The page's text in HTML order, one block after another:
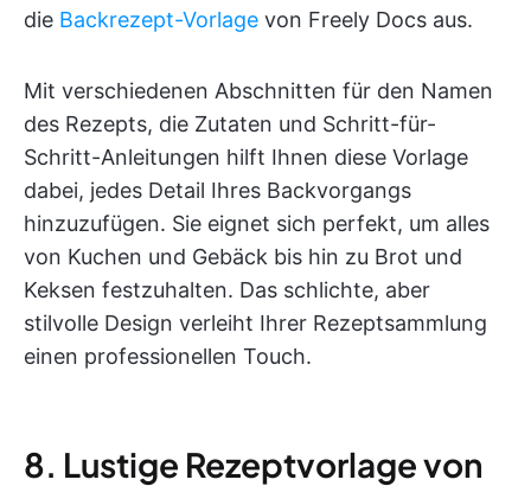
die Backrezept-Vorlage von Freely Docs aus.
Mit verschiedenen Abschnitten für den Namen
des Rezepts, die Zutaten und Schritt-für-
Schritt-Anleitungen hilft Ihnen diese Vorlage
dabei, jedes Detail Ihres Backvorgangs
hinzuzufügen. Sie eignet sich perfekt, um alles
von Kuchen und Gebäck bis hin zu Brot und
Keksen festzuhalten. Das schlichte, aber
stilvolle Design verleiht Ihrer Rezeptsammlung
einen professionellen Touch.
8. Lustige Rezeptvorlage von